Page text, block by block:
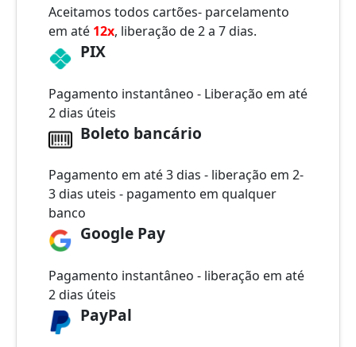
Aceitamos todos cartões- parcelamento
em até 12x, liberação de 2 a 7 dias.
PIX
Pagamento instantâneo - Liberação em até
2 dias úteis
Boleto bancário
Pagamento em até 3 dias - liberação em 2-
3 dias uteis - pagamento em qualquer
banco
Google Pay
Pagamento instantâneo - liberação em até
2 dias úteis
PayPal